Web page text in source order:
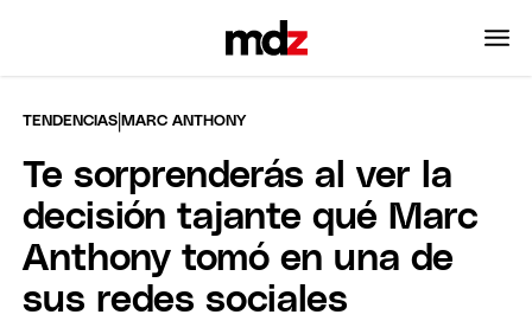
TENDENCIAS |MARC ANTHONY
Te sorprenderás al ver la
decisión tajante qué Marc
Anthony tomó en una de
sus redes sociales